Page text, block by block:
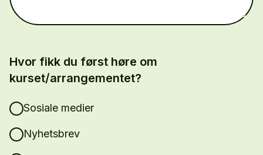
Hvor fikk du først høre om
kurset/arrangementet?
Sosiale medier
Nyhetsbrev